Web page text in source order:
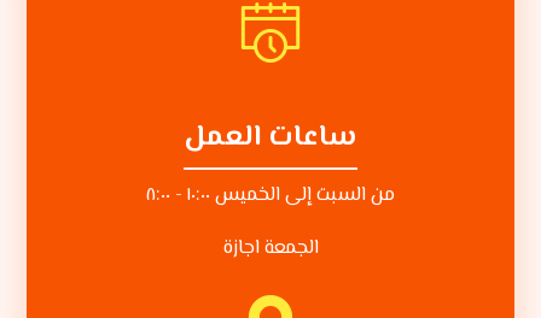
ساعات العمل
من السبت إلى الخميس ١٠:٠٠ - ٨:٠٠
الجمعة اجازة